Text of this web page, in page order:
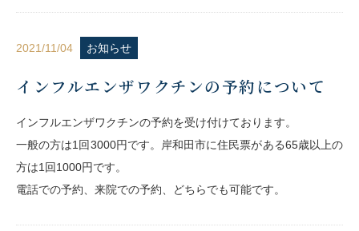
2021/11/04 お知らせ
インフルエンザワクチンの予約について
インフルエンザワクチンの予約を受け付けております。
一般の方は1回3000円です。岸和田市に住民票がある65歳以上の
方は1回1000円です。
電話での予約、来院での予約、どちらでも可能です。